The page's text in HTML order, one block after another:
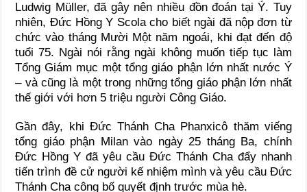
Ludwig Müller, đã gây nên nhiều đồn đoán tại Ý. Tuy
nhiên, Đức Hồng Y Scola cho biết ngài đã nộp đơn từ
chức vào tháng Mười Một năm ngoái, khi đạt đến độ
tuổi 75. Ngài nói rằng ngài không muốn tiếp tục làm
Tổng Giám mục một tổng giáo phận lớn nhất nước Ý
– và cũng là một trong những tổng giáo phận lớn nhất
thế giới với hơn 5 triệu người Công Giáo.
Gần đây, khi Đức Thánh Cha Phanxicô thăm viếng
tổng giáo phận Milan vào ngày 25 tháng Ba, chính
Đức Hồng Y đã yêu cầu Đức Thánh Cha đẩy nhanh
tiến trình đề cử người kế nhiệm mình và yêu cầu Đức
Thánh Cha công bố quyết định trước mùa hè.